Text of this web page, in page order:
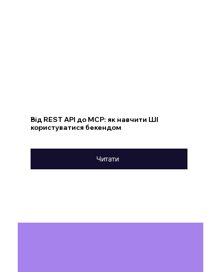
Від REST API до MCP: як навчити ШІ
користуватися бекендом
Читати